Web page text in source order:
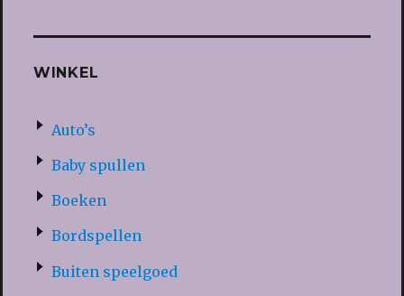
WINKEL
Auto’s
Baby spullen
Boeken
Bordspellen
Buiten speelgoed